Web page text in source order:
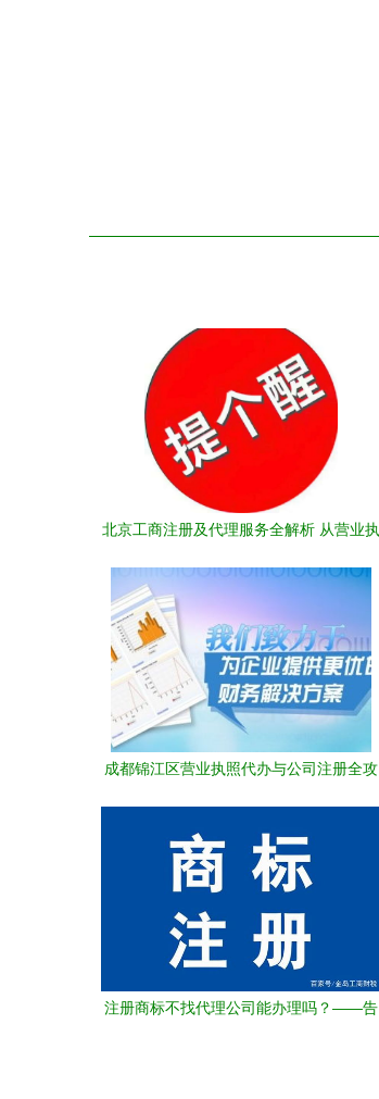
北京工商注册及代理服务全解析 从营业执
成都锦江区营业执照代办与公司注册全攻
注册商标不找代理公司能办理吗？——告